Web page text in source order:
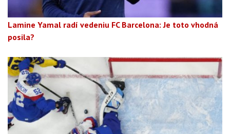
Lamine Yamal radí vedeniu FC Barcelona: Je toto vhodná
posila?